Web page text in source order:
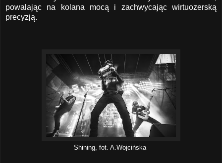
powalając na kolana mocą i zachwycając wirtuozerską
precyzją.
Shining, fot. A.Wojcińska